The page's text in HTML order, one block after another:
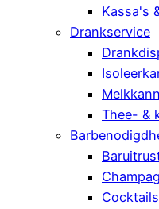
Kassa's
Drankservice
Thee- &